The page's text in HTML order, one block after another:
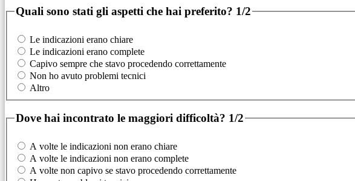
Quali sono stati gli aspetti che hai preferito? 1/2
Le indicazioni erano chiare
Le indicazioni erano complete
Capivo sempre che stavo procedendo correttamente
Non ho avuto problemi tecnici
Altro
Dove hai incontrato le maggiori difficoltà? 1/2
A volte le indicazioni non erano chiare
A volte le indicazioni non erano complete
A volte non capivo se stavo procedendo correttamente